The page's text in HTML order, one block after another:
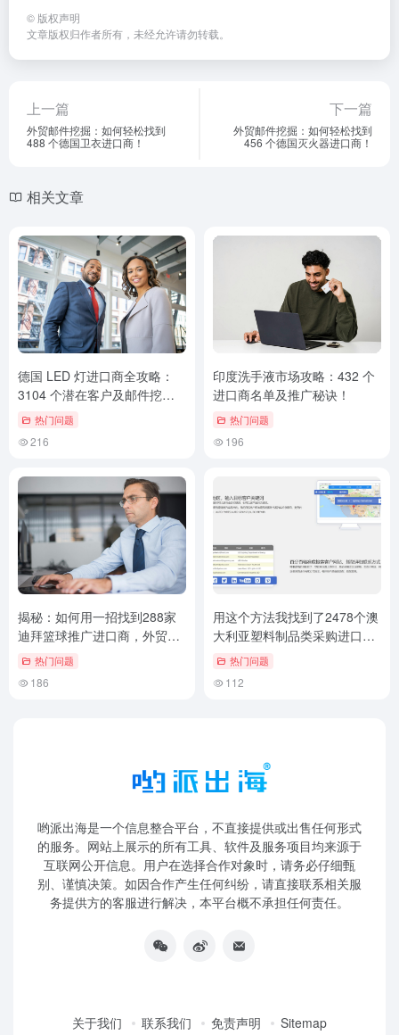
© 版权声明
文章版权归作者所有，未经允许请勿转载。
上一篇
外贸邮件挖掘：如何轻松找到
488 个德国卫衣进口商！
下一篇
外贸邮件挖掘：如何轻松找到
456 个德国灭火器进口商！
相关文章
德国 LED 灯进口商全攻略：
3104 个潜在客户及邮件挖掘
技巧！
热门问题
216
印度洗手液市场攻略：432 个
进口商名单及推广秘诀！
热门问题
196
揭秘：如何用一招找到288家
迪拜篮球推广进口商，外贸邮
件营销必学！
热门问题
186
用这个方法我找到了2478个澳
大利亚塑料制品类采购进口
商！外贸客户邮件挖掘技巧
热门问题
112
哟派出海是一个信息整合平台，不直接提供或出售任何形式
的服务。网站上展示的所有工具、软件及服务项目均来源于
互联网公开信息。用户在选择合作对象时，请务必仔细甄
别、谨慎决策。如因合作产生任何纠纷，请直接联系相关服
务提供方的客服进行解决，本平台概不承担任何责任。
关于我们 联系我们 免责声明 Sitemap